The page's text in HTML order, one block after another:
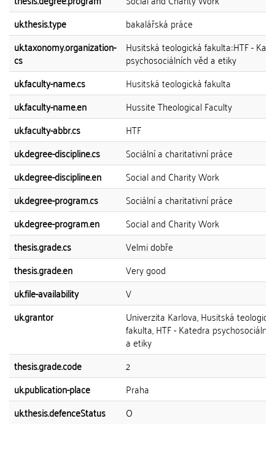
uk.thesis.type
bakalářská práce
uk.taxonomy.organization-
cs
Husitská teologická fakulta::HTF -
psychosociálních věd a etiky
uk.faculty-name.cs
Husitská teologická fakulta
uk.faculty-name.en
Hussite Theological Faculty
uk.faculty-abbr.cs
HTF
uk.degree-discipline.cs
Sociální a charitativní práce
uk.degree-discipline.en
Social and Charity Work
uk.degree-program.cs
Sociální a charitativní práce
uk.degree-program.en
Social and Charity Work
thesis.grade.cs
Velmi dobře
thesis.grade.en
Very good
uk.file-availability
V
uk.grantor
Univerzita Karlova, Husitská
fakulta, HTF - Katedra
a etiky
thesis.grade.code
2
uk.publication-place
Praha
uk.thesis.defenceStatus
O